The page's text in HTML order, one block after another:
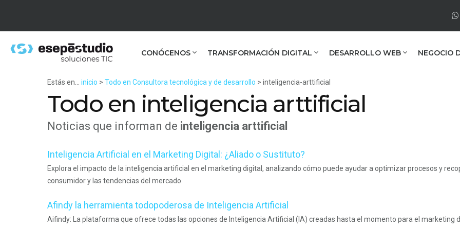
CONÓCENOS TRANSFORMACIÓN DIGITAL DESARROLLO WEB NEGOCIO
Estás en... inicio > Todo en Consultora tecnológica y de desarrollo > inteligencia-arttificial
Todo en inteligencia arttificial
Noticias que informan de inteligencia arttificial
Inteligencia Artificial en el Marketing Digital: ¿Aliado o Sustituto?
Explora el impacto de la inteligencia artificial en el marketing digital, analizando cómo puede ayudar a optimizar procesos y
consumidor y las tendencias del mercado.
Afindy la herramienta todopoderosa de Inteligencia Artificial
Aifindy: La plataforma que ofrece todas las opciones de Inteligencia Artificial (IA) creadas hasta el momento para el marketing